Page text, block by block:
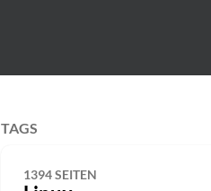
TAGS
1394 SEITEN